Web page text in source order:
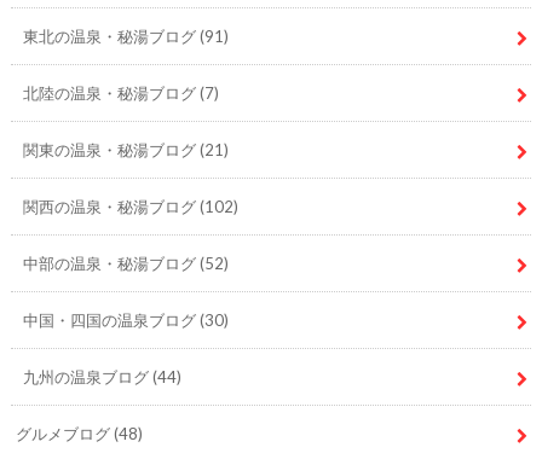
東北の温泉・秘湯ブログ(91)
北陸の温泉・秘湯ブログ(7)
関東の温泉・秘湯ブログ(21)
関西の温泉・秘湯ブログ(102)
中部の温泉・秘湯ブログ(52)
中国・四国の温泉ブログ(30)
九州の温泉ブログ(44)
グルメブログ(48)